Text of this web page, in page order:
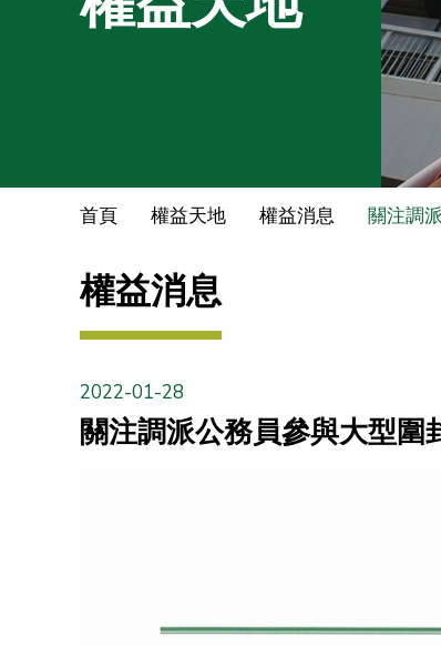
首頁 權益天地 權益消息 關注調
權益消息
2022-01-28
關注調派公務員參與大型圍